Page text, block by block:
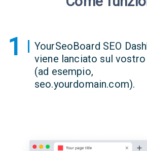
1
YourSeoBoard SEO
viene lanciato sul
(ad esempio,
seo.yourdomain.com).